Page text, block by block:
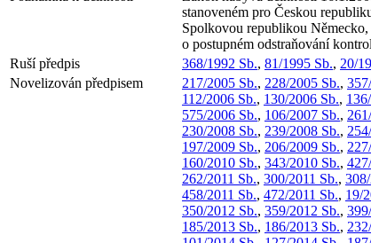
stanoveném pro Českou
Spolkovou republikou
o postupném odstraňování
Ruší předpis
368/1992 Sb., 81/1995 Sb., 20/
Novelizován předpisem
217/2005 Sb., 228/2005 Sb.,
112/2006 Sb., 130/2006 Sb.,
575/2006 Sb., 106/2007 Sb.,
230/2008 Sb., 239/2008 Sb.,
197/2009 Sb., 206/2009 Sb.,
160/2010 Sb., 343/2010 Sb.,
262/2011 Sb., 300/2011 Sb.,
458/2011 Sb., 472/2011 Sb., 19/
350/2012 Sb., 359/2012 Sb.,
185/2013 Sb., 186/2013 Sb.,